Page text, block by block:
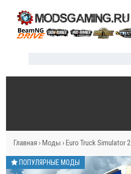
Главная › Моды › Euro Truck Simulator 2
ПОПУЛЯРНЫЕ МОДЫ